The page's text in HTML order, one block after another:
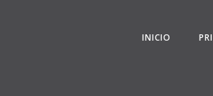
INICIO